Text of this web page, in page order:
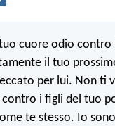
cuore odio
il tuo
per lui. Non ti
i figli del tuo
te stesso. Io